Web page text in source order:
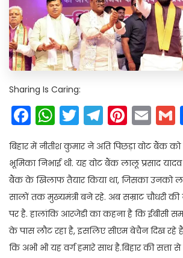
Sharing Is Caring:
Facebook
WhatsApp
Twitter
बिहार में नीतीश कुमार ने अति पिछड़ा वोट बैंक
भूमिका निभाई थी. यह वोट बैंक लालू प्रसाद
बैंक के खिलाफ तैयार किया था, जिसका उनको
सालों तक मुख्यमंत्री बने रहे. अब सम्राट चौधरी
पर है. हालांकि आरजेडी का कहना है कि ईबीसी
के पास लौट रहा है, इसलिए सीएम बेचैन दिख रहे
कि अभी भी यह वर्ग हमारे साथ है.बिहार की